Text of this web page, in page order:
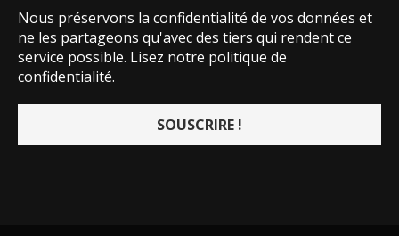
Nous préservons la confidentialité de vos données et
ne les partageons qu'avec des tiers qui rendent ce
service possible. Lisez notre politique de
confidentialité.